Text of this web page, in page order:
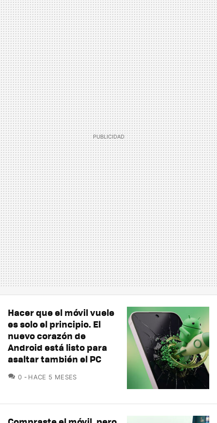
Hacer que el móvil vuele
es solo el principio. El
nuevo corazón de
Android está listo para
asaltar también el PC
0 COMENTARIOS
HACE 5 MESES